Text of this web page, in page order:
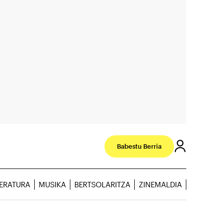
Babestu Berria
MUSIKA BERTSOLARITZA ZINEMALDIA